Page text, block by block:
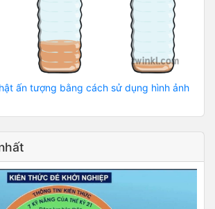
ấn tượng bằng cách sử dụng hình ảnh